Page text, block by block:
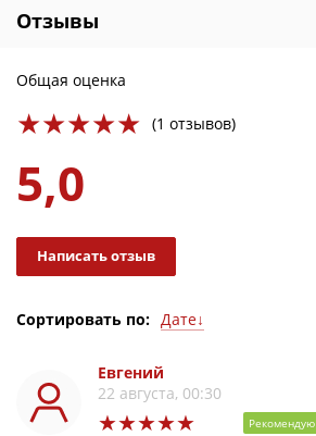
Отзывы
Общая оценка
(1 отзывов)
5,0
Написать отзыв
Сортировать по: Дате↓
Дате↑
Евгений
22 августа, 00:30
Рекомендую